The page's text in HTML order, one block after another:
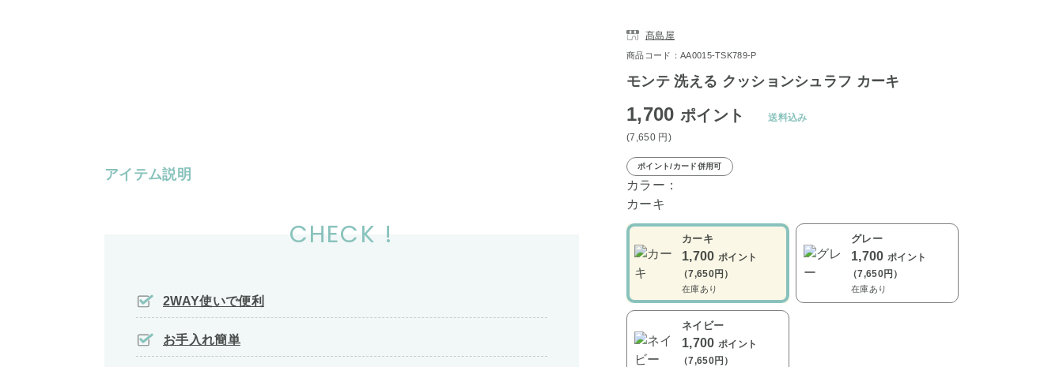
アイテム説明
CHECK !
2WAY使いで便利
お手入れ簡単
髙島屋
商品コード：AA0015-TSK789-P
モンテ 洗える クッションシュラフ カーキ
1,700 ポイント
(7,650 円 )
送料込み
ポイント/カード併用可
カラー：
カーキ
カーキ
1,700 ポイント
（7,650円）
在庫あり
グレー
1,700 ポイント
（7,650円）
在庫あり
ネイビー
1,700 ポイント
（7,650円）